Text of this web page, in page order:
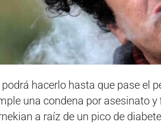
podrá hacerlo hasta que pase el
una condena por asesinato
a raíz de un pico de